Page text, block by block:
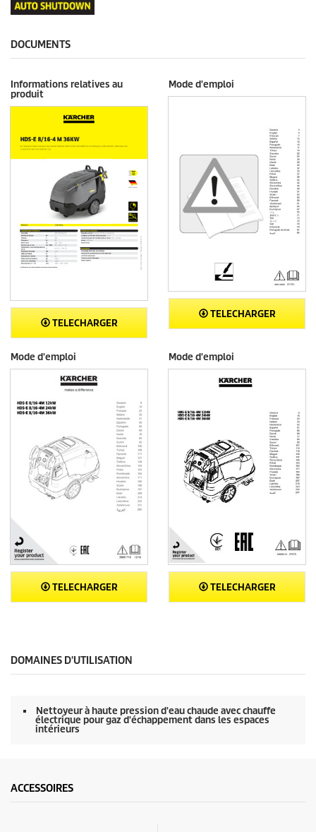
DOCUMENTS
Informations relatives au
produit
TELECHARGER
Mode d'emploi
TELECHARGER
Mode d'emploi
TELECHARGER
Mode d'emploi
TELECHARGER
DOMAINES D'UTILISATION
Nettoyeur à haute pression d'eau chaude avec chauffe
électrique pour gaz d'échappement dans les espaces
intérieurs
ACCESSOIRES